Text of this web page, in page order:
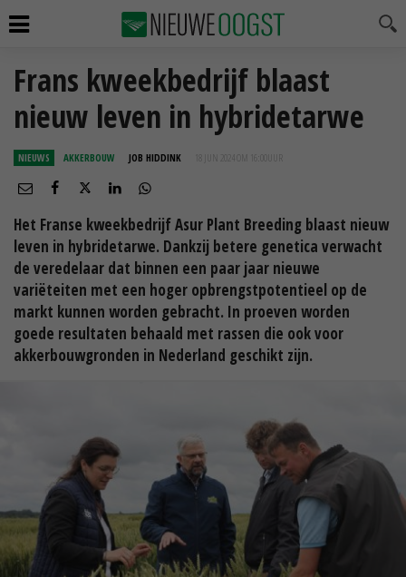
Frans kweekbedrijf blaast
nieuw leven in hybridetarwe
NIEUWS AKKERBOUW JOB HIDDINK 18 JUN 2024 OM 16:00
Het Franse kweekbedrijf Asur Plant Breeding blaast nieuw
leven in hybridetarwe. Dankzij betere genetica verwacht
de veredelaar dat binnen een paar jaar nieuwe
variëteiten met een hoger opbrengstpotentieel op de
markt kunnen worden gebracht. In proeven worden
goede resultaten behaald met rassen die ook voor
akkerbouwgronden in Nederland geschikt zijn.